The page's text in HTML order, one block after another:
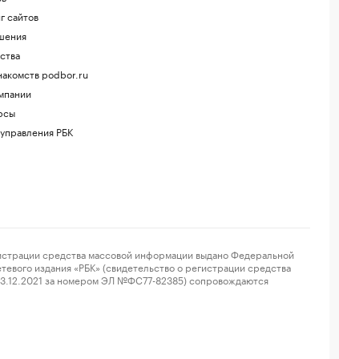
сайтов
podbor.ru
РБК
средства массовой информации выдано Федеральной
издания «РБК» (свидетельство о регистрации средства
за номером ЭЛ №ФС77-82385) сопровождаются